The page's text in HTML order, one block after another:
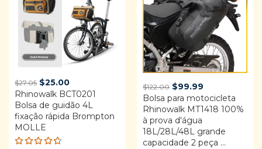
$27.05 Original
price
was:
$27.05.
$25.00Current
price
is:
$25.00.
Rhinowalk BCT0201
Bolsa de guidão 4L
fixação rápida Brompton
MOLLE
$122.00 Original
price
was:
$122.00.
$99.99
price
is:
Bolsa para motocicleta
Rhinowalk MT1418 100%
à prova d'água
18L/28L/48L grande
capacidade 2 peça ...